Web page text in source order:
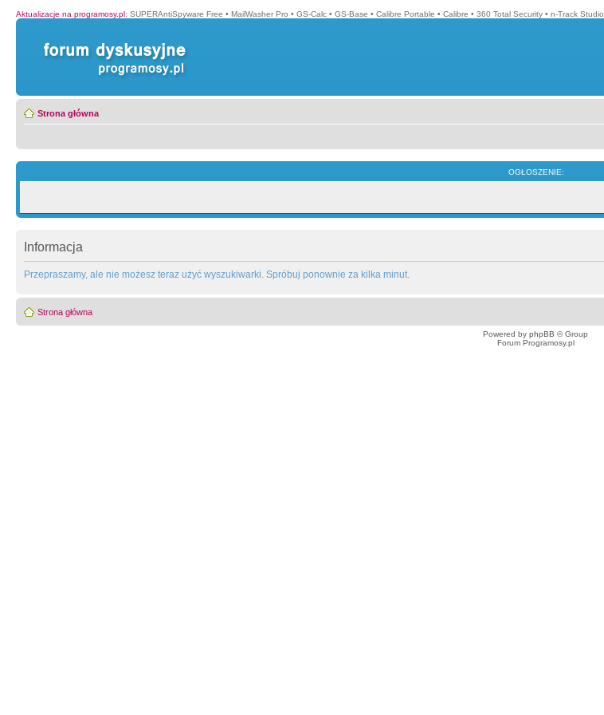
Aktualizacje na programosy.pl: SUPERAntiSpyware Free • MailWasher Pro • GS-Calc • GS-Base • Calibre Portable • Calibre • 360 Total Security • n-Track Studio
Strona główna
OGŁOSZENIE:
Informacja
Przepraszamy, ale nie możesz teraz użyć wyszukiwarki. Spróbuj ponownie za kilka minut.
Strona główna
Powered by phpBB © Group
Forum Programosy.pl